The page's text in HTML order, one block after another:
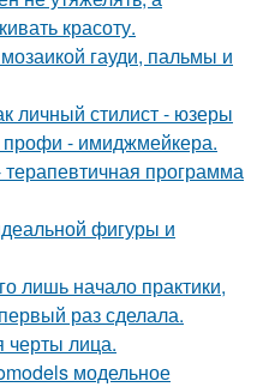
красоту.
гауди, пальмы и
личный стилист - юзеры
профи - имиджмейкера.
программа
фигуры и
лишь начало практики,
раз сделала.
лица.
модельное